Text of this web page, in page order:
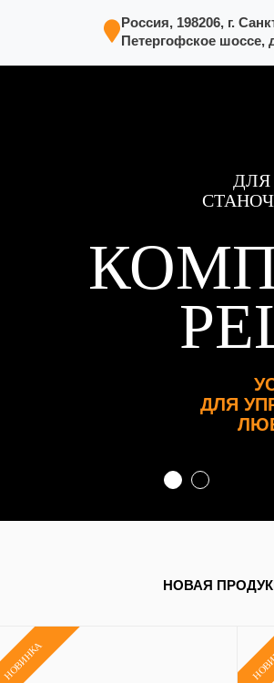
Россия, 198206, г.
Петергофское шоссе,
ДЛЯ
ДЛЯ
НОВАЯ
НОВИНКА